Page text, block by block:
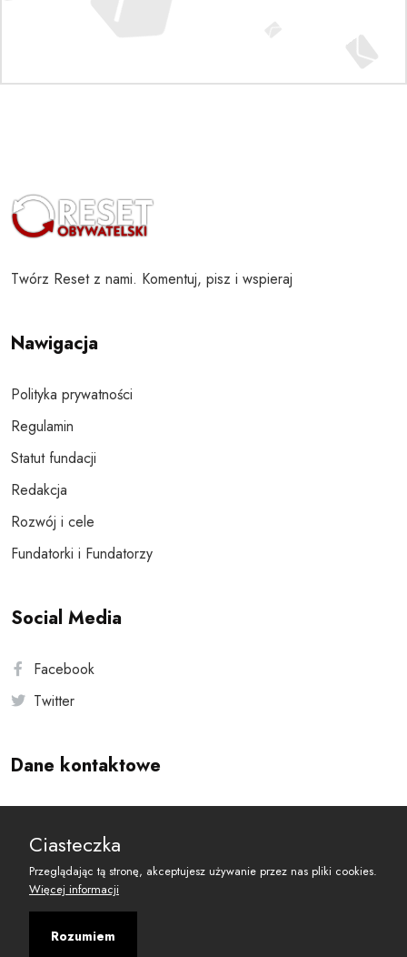
Twórz Reset z nami. Komentuj, pisz i wspieraj
Nawigacja
Polityka prywatności
Regulamin
Statut fundacji
Redakcja
Rozwój i cele
Fundatorki i Fundatorzy
Social Media
Facebook
Twitter
Dane kontaktowe
reset@resetobywatelski.pl
Ciasteczka
Przeglądając tą stronę, akceptujesz używanie przez nas pliki cookies.
Więcej informacji
Rozumiem